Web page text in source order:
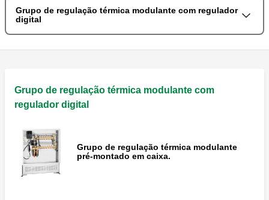
Grupo de regulação térmica modulante com regulador
digital
Grupo de regulação térmica modulante com
regulador digital
Grupo de regulação térmica modulante
pré-montado em caixa.